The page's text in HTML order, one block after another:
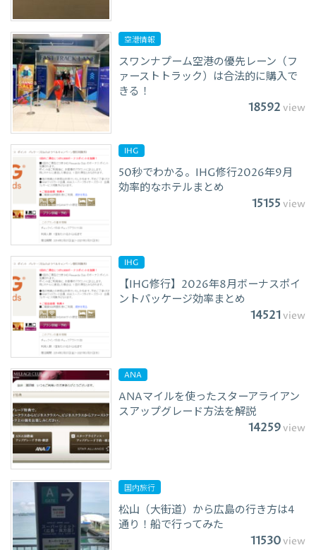
空港情報
スワンナプーム空港の優先レーン（フ
ァーストトラック）は合法的に購入で
きる！
18592 view
IHG
50秒でわかる。IHG修行2026年9月
効率的なホテルまとめ
15155 view
IHG
【IHG修行】2026年8月ボーナスポイ
ントパッケージ効率まとめ
14521view
ANA
ANAマイルを使ったスターアライアン
スアップグレード方法を解説
14259view
国内旅行
松山（大街道）から広島の行き方は4
通り！船で行ってみた
11530view